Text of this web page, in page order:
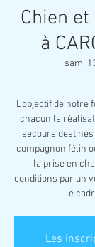
Chien
à
sam.
L'objectif de notre
chacun la
secours
compagnon félin
la prise en
conditions par un
Les